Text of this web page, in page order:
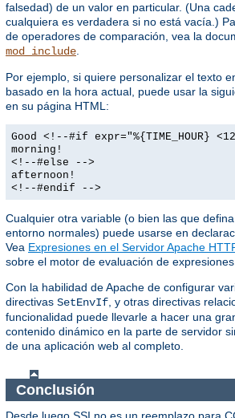
falsedad) de un valor en particular. (Una
cualquiera es verdadera si no está vacía.)
de operadores de comparación, vea la
mod_include
Por ejemplo, si quiere personalizar el texto
basado en la hora actual, puede usar la
en su página HTML:
Good <!--#if expr="%{TIME_HOUR}
morning!
<!--#else -->
afternoon!
<!--#endif -->
Cualquier otra variable (o bien las que
entorno normales) puede usarse en
Vea Expresiones en el Servidor Apache
sobre el motor de evaluación de expresiones.
Con la habilidad de Apache de configurar
directivas SetEnvIf , y otras directivas
funcionalidad puede llevarle a hacer una
contenido dinámico en la parte de servidor
de una aplicación web al completo.
Conclusión